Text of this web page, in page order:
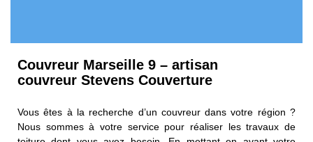
Couvreur Marseille 9 – artisan
couvreur Stevens Couverture
Vous êtes à la recherche d’un couvreur dans votre région ?
Nous sommes à votre service pour réaliser les travaux de